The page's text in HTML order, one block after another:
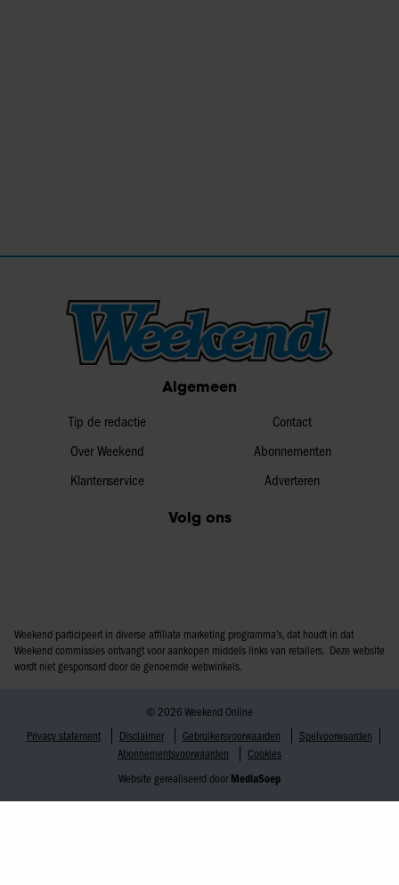
Algemeen
Tip de redactie
Over Weekend
Klantenservice
Contact
Abonnementen
Adverteren
Volg ons
Weekend participeert in diverse affiliate marketing programma’s, dat houdt in dat
Weekend commissies ontvangt voor aankopen middels links van retailers. Deze website
wordt niet gesponsord door de genoemde webwinkels.
© 2026 Weekend Online
Privacy statement
Disclaimer Gebruikersvoorwaarden
Spelvoorwaarden
Abonnementsvoorwaarden
Cookies
Website gerealiseerd door MediaSoep